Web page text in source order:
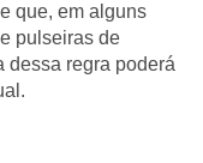
que, em alguns
pulseiras de
dessa regra poderá